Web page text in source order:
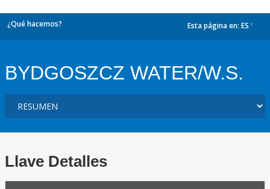
¿Qué hacemos? Esta página en: ES
BYDGOSZCZ WATER/W.S.
Llave Detalles